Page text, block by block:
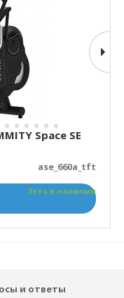
Space SE
ase_660a_tft
Есть в наличии
и ответы